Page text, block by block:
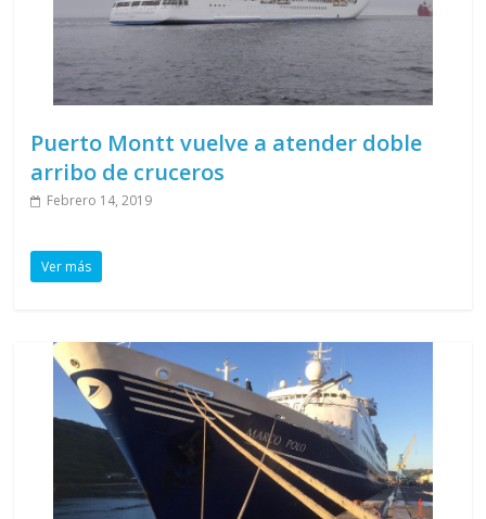
Puerto Montt vuelve a atender doble
arribo de cruceros
Febrero 14, 2019
Ver más